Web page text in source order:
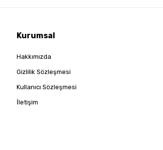
Kurumsal
Hakkımızda
Gizlilik Sözleşmesi
Kullanıcı Sözleşmesi
İletişim